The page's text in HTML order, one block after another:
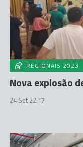
REGIONAIS 2023
Nova explosão
24 Set 22:17